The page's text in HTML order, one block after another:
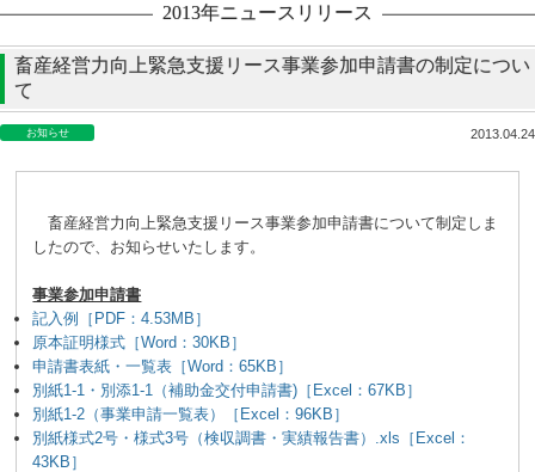
2013年ニュースリリース
畜産経営力向上緊急支援リース事業参加申請書の制定につい
て
お知らせ 2013.04.24
畜産経営力向上緊急支援リース事業参加申請書について制定しま
したので、お知らせいたします。
事業参加申請書
記入例［PDF：4.53MB］
原本証明様式［Word：30KB］
申請書表紙・一覧表［Word：65KB］
別紙1-1・別添1-1（補助金交付申請書)［Excel：67KB］
別紙1-2（事業申請一覧表）［Excel：96KB］
別紙様式2号・様式3号（検収調書・実績報告書）.xls［Excel：
43KB］